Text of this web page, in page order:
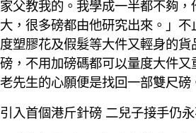
家父教我的。我學成一半都不夠
大，很多磅都由他研究出來。」
度塑膠花及假髮等大件又輕身的
磅，不用加磅碼都可以量度大件
老先生的心願便是找回一部雙尺磅
引入首個港斤針磅 二兒子接手仍